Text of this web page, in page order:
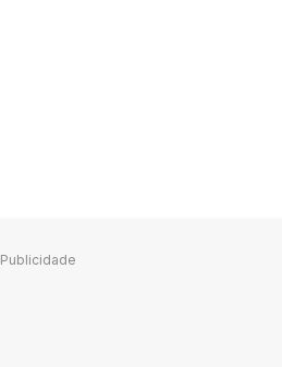
Publicidade